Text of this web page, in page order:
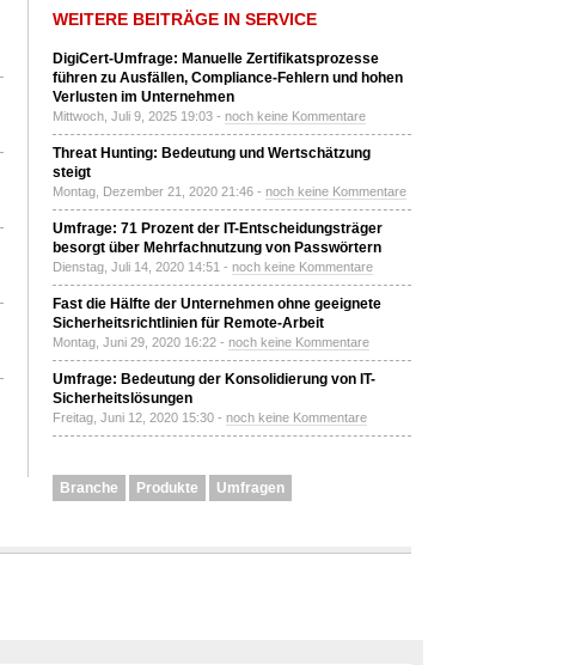
WEITERE BEITRÄGE IN SERVICE
DigiCert-Umfrage: Manuelle Zertifikatsprozesse
führen zu Ausfällen, Compliance-Fehlern und hohen
Verlusten im Unternehmen
Mittwoch, Juli 9, 2025 19:03 - noch keine Kommentare
Threat Hunting: Bedeutung und Wertschätzung
steigt
Montag, Dezember 21, 2020 21:46 - noch keine Kommentare
Umfrage: 71 Prozent der IT-Entscheidungsträger
besorgt über Mehrfachnutzung von Passwörtern
Dienstag, Juli 14, 2020 14:51 - noch keine Kommentare
Fast die Hälfte der Unternehmen ohne geeignete
Sicherheitsrichtlinien für Remote-Arbeit
Montag, Juni 29, 2020 16:22 - noch keine Kommentare
Umfrage: Bedeutung der Konsolidierung von IT-
Sicherheitslösungen
Freitag, Juni 12, 2020 15:30 - noch keine Kommentare
Branche Produkte Umfragen